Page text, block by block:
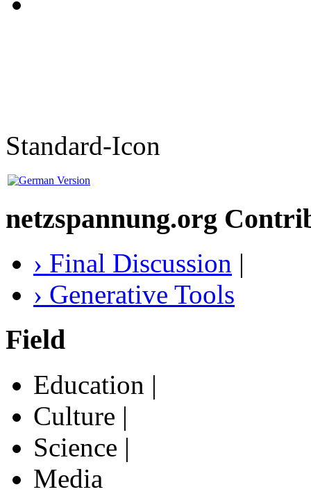
Standard-Icon
netzspannung.org
› Final Discussion |
› Generative Tools
Field
Education |
Culture |
Science |
Media